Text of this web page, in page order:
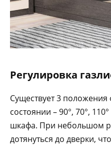
Регулировка
Существует 3 положения
состоянии – 90°, 70°,
шкафа. При небольшом
дотянуться до дверки,